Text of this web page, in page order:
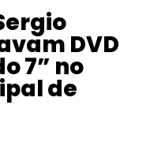
DVD
7” no
de